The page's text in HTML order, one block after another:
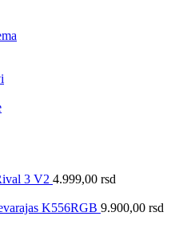
3 V2 4.999,00 rsd
K556RGB 9.900,00 rsd